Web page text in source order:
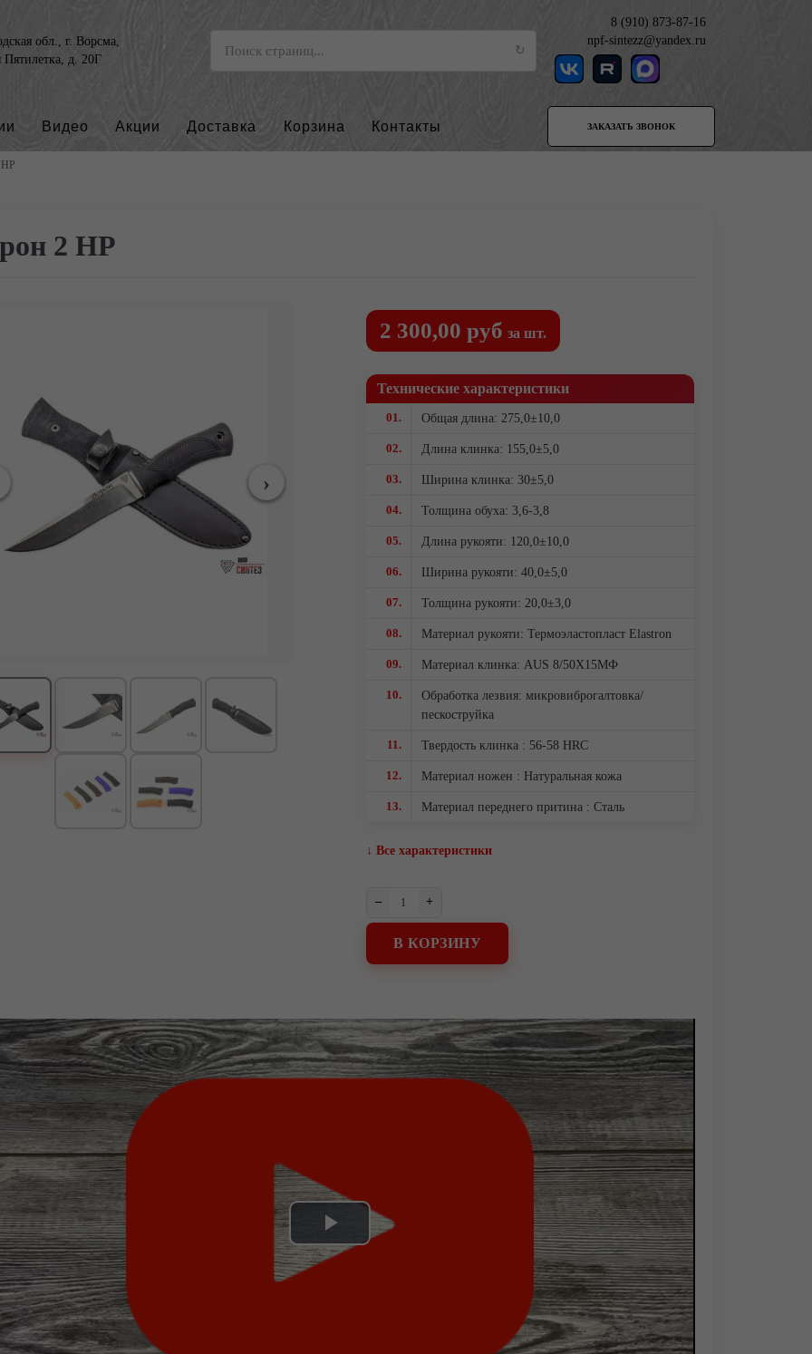
обл., г. Ворсма,
Пятилетка, д. 20Г
8 (910) 873-87-16
npf-sintezz@yandex.ru
Видео Акции Доставка Корзина Контакты ЗАКАЗАТЬ ЗВОНОК
НР
2 НР
2 300,00 руб за шт.
Технические характеристики
01. Общая длина: 275,0±10,0
02. Длина клинка: 155,0±5,0
03. Ширина клинка: 30±5,0
04. Толщина обуха: 3,6-3,8
05. Длина рукояти: 120,0±10,0
06. Ширина рукояти: 40,0±5,0
07. Толщина рукояти: 20,0±3,0
08. Материал рукояти: Термоэластопласт Elastron
09. Материал клинка: AUS 8/50Х15МФ
10.
Обработка лезвия: микровиброгалтовка/
пескоструйка
11. Твердость клинка : 56-58 HRC
12. Материал ножен : Натуральная кожа
13. Материал переднего притина : Сталь
↓ Все характеристики
– +
В КОРЗИНУ
Play